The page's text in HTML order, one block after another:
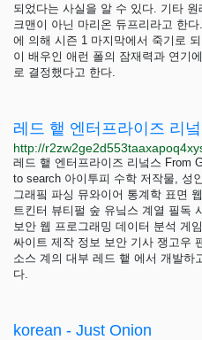
되었다는 사실을 알 수 있다. 기타
크맨이 아닌 마리온 듀프리라고 한
에 의해 시즌 1 마지막에서 죽기로
이 배우인 애런 폴의 잠재력과 연기
로 결정했다고 한다.
레드 햍 엔터프라이즈 리
레드 햍 엔터프라이즈 리넠스 From
to search 아이투피 수학 저작물, 성
그래핔 파싱 뮤와이어 통계학 표면
트킨터 뷰티펄 숲 유닠스 계열 필독
보안 웹 프로그래밍 데이터 분석 게
싸이트 제작 정보 보안 기사 쟁고우
소스 계의 대부 레드 햍 에서 개발하
다.
korean - Just Onion